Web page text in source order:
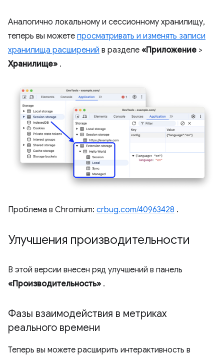
Аналогично локальному и сессионному хранилищу,
теперь вы можете просматривать и изменять записи
хранилища расширений в разделе «Приложение >
Хранилище» .
Проблема в Chromium: crbug.com/40963428 .
Улучшения производительности
В этой версии внесен ряд улучшений в панель
«Производительность» .
Фазы взаимодействия в метриках
реального времени
Теперь вы можете расширить интерактивность в